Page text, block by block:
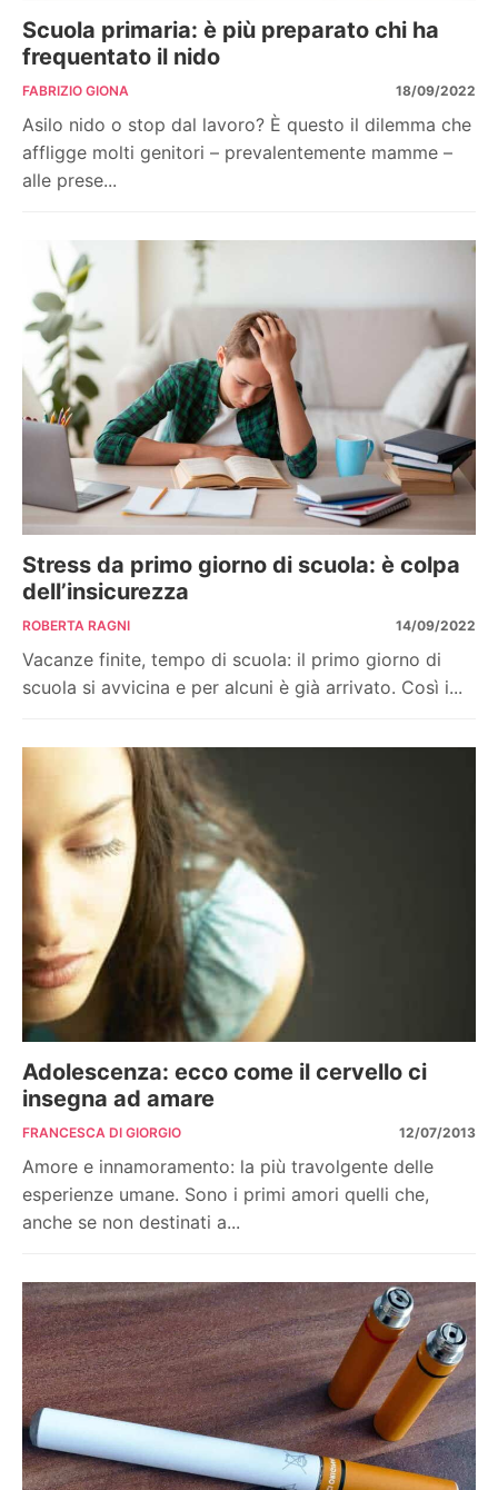
Scuola primaria: è più preparato chi ha
frequentato il nido
FABRIZIO GIONA 18/09/2022
Asilo nido o stop dal lavoro? È questo il dilemma che
affligge molti genitori – prevalentemente mamme –
alle prese...
Stress da primo giorno di scuola: è colpa
dell’insicurezza
ROBERTA RAGNI 14/09/2022
Vacanze finite, tempo di scuola: il primo giorno di
scuola si avvicina e per alcuni è già arrivato. Così i...
Adolescenza: ecco come il cervello ci
insegna ad amare
FRANCESCA DI GIORGIO 12/07/2013
Amore e innamoramento: la più travolgente delle
esperienze umane. Sono i primi amori quelli che,
anche se non destinati a...